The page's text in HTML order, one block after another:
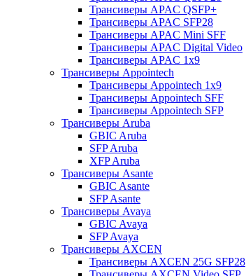
Трансиверы APAC QSFP+
Трансиверы APAC SFP28
Трансиверы APAC Mini SFF
Трансиверы APAC Digital Video
Трансиверы APAC 1x9
Трансиверы Appointech
Трансиверы Appointech 1x9
Трансиверы Appointech SFF
Трансиверы Appointech SFP
Трансиверы Aruba
GBIC Aruba
SFP Aruba
XFP Aruba
Трансиверы Asante
GBIC Asante
SFP Asante
Трансиверы Avaya
GBIC Avaya
SFP Avaya
Трансиверы AXCEN
Трансиверы AXCEN 25G SFP28